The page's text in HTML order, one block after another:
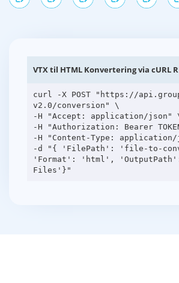
VTX til HTML Konvertering via cURL
curl -X POST "https://
v2.0/conversion" \
-H "Accept: application/json"
-H "Authorization: Bearer
-H "Content-Type:
-d "{ 'FilePath': 'file-to-
'Format': 'html',